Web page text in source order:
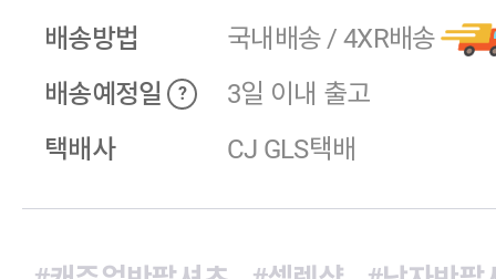
배송방법
국내배송 / 4XR배송
배송예정일
?
3일 이내 출고
택배사
CJ GLS택배